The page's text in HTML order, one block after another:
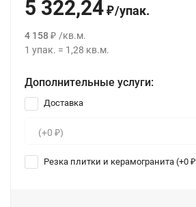
5 322,24 ₽/упак.
4 158 ₽ /кв.м.
1 упак. = 1,28 кв.м.
Дополнительные услуги:
Доставка
Резка плитки и керамогранита (+0 ₽